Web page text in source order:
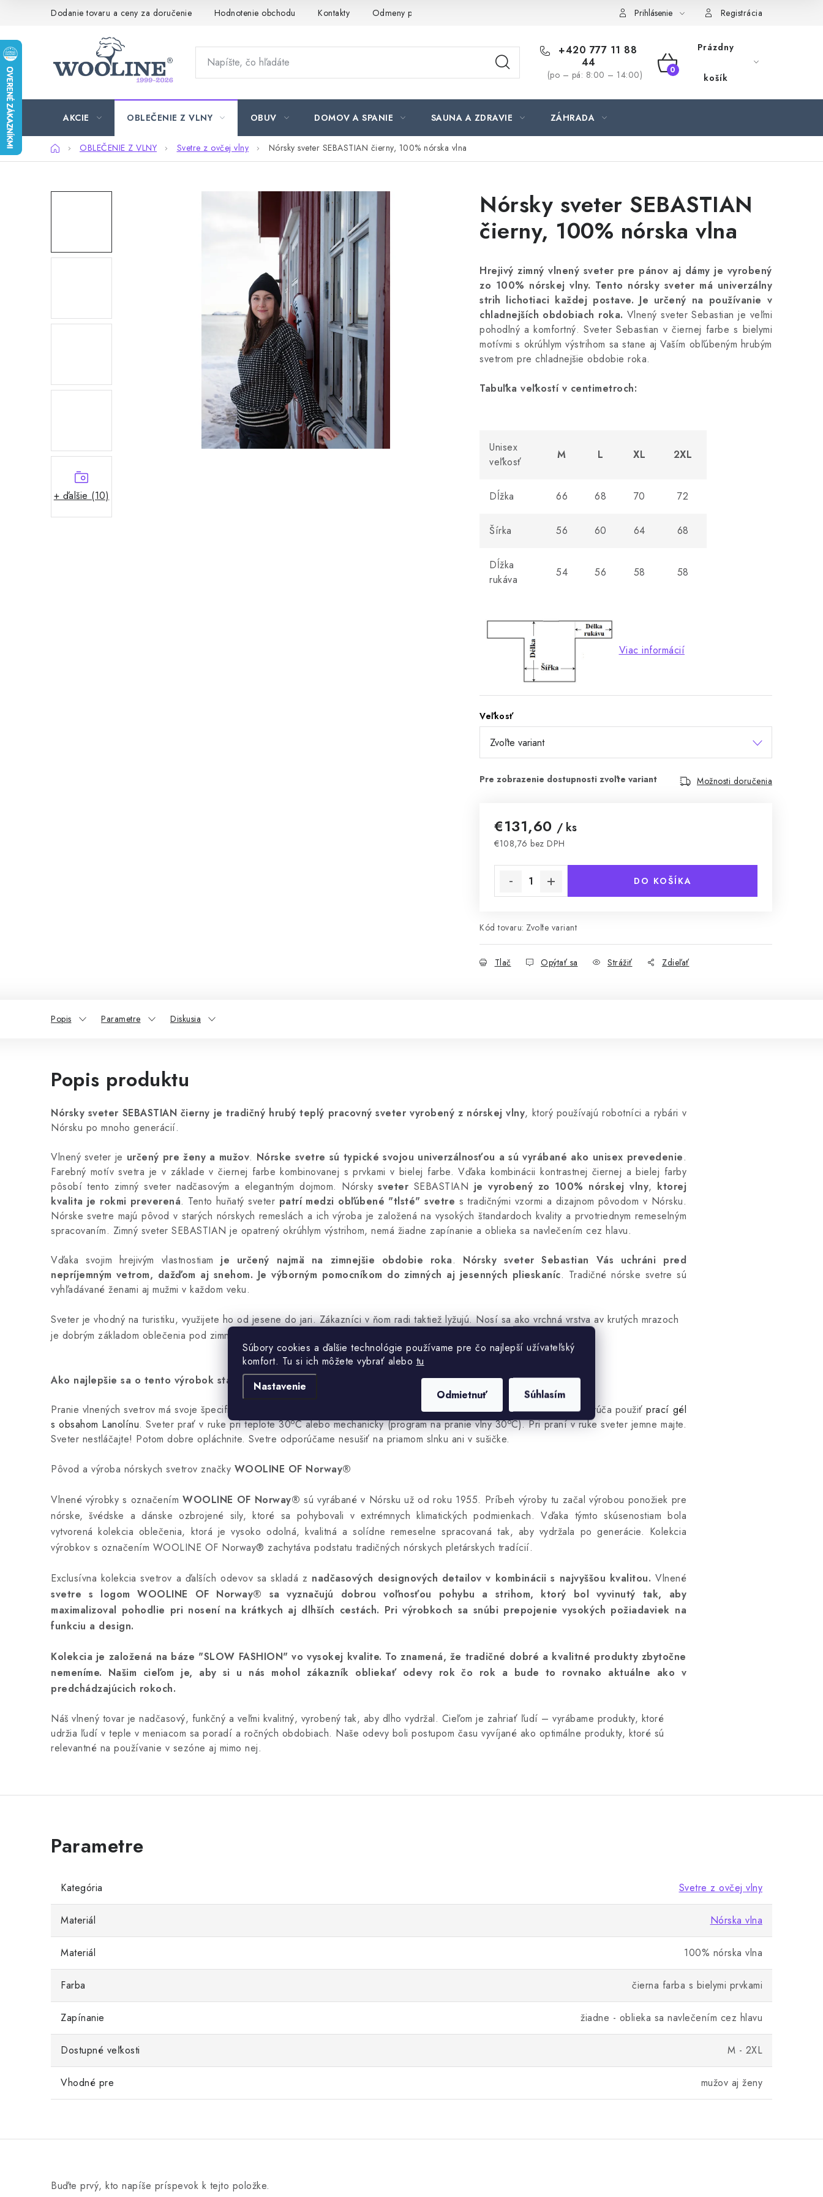
Súbory cookies a ďalšie technológie používame pre čo najlepší užívateľský
komfort. Tu si ich môžete vybrať alebo tu
Nastavenie
Odmietnuť Súhlasím
Dodanie tovaru a ceny za doručenie Hodnotenie obchodu Kontakty Odmeny pre našich zákazníkov Prihlásenie Registrácia
+420 777 11 88
44
(po – pá: 8:00 – 14:00)
NÁKUPNÝ
Prázdny
košík
AKCIE OBLEČENIE Z VLNY OBUV DOMOV A SPANIE SAUNA A ZDRAVIE ZÁHRADA
DomovOBLEČENIE Z VLNY Svetre z ovčej vlny Nórsky sveter SEBASTIAN čierny, 100% nórska vlna
+ ďalšie (10)
Nórsky sveter SEBASTIAN
čierny, 100% nórska vlna
Hrejivý zimný vlnený sveter pre pánov aj dámy je vyrobený
zo 100% nórskej vlny. Tento nórsky sveter má univerzálny
strih lichotiaci každej postave. Je určený na používanie v
chladnejších obdobiach roka. Vlnený sveter Sebastian je veľmi
pohodlný a komfortný. Sveter Sebastian v čiernej farbe s bielymi
motívmi s okrúhlym výstrihom sa stane aj Vaším obľúbeným hrubým
svetrom pre chladnejšie obdobie roka.
Tabuľka veľkostí v centimetroch:
Unisex
veľkosť
M L XL 2XL
Dĺžka 66 68 70 72
Šírka 56 60 64 68
Dĺžka
rukáva
54 56 58 58
Viac informácií
Veľkosť
Možnosti doručenia
€131,60 / ks
€108,76 bez DPH
DO KOŠÍKA
Kód tovaru: Zvoľte variant
Tlač Opýtať sa Strážiť Zdieľať
Popis Parametre Diskusia
Popis produktu
Nórsky sveter SEBASTIAN čierny je tradičný hrubý teplý pracovný sveter vyrobený z nórskej vlny, ktorý používajú robotníci a rybári v
Nórsku po mnoho generácií.
Vlnený sveter je určený pre ženy a mužov. Nórske svetre sú typické svojou univerzálnosťou a sú vyrábané ako unisex prevedenie.
Farebný motív svetra je v základe v čiernej farbe kombinovanej s prvkami v bielej farbe. Vďaka kombinácii kontrastnej čiernej a bielej farby
pôsobí tento zimný sveter nadčasovým a elegantným dojmom. Nórsky sveter SEBASTIAN je vyrobený zo 100% nórskej vlny, ktorej
kvalita je rokmi preverená. Tento huňatý sveter patrí medzi obľúbené "tlsté" svetre s tradičnými vzormi a dizajnom pôvodom v Nórsku.
Nórske svetre majú pôvod v starých nórskych remeslách a ich výroba je založená na vysokých štandardoch kvality a prvotriednym remeselným
spracovaním. Zimný sveter SEBASTIAN je opatrený okrúhlym výstrihom, nemá žiadne zapínanie a oblieka sa navlečením cez hlavu.
Vďaka svojim hrejivým vlastnostiam je určený najmä na zimnejšie obdobie roka.
Nórsky sveter Sebastian Vás uchráni pred
nepríjemným vetrom, dažďom aj snehom. Je výborným pomocníkom do zimných aj jesenných plieskaníc. Tradičné nórske svetre sú
vyhľadávané ženami aj mužmi v každom veku.
Sveter je vhodný na turistiku, využijete ho od jesene do jari. Zákazníci v ňom radi taktiež lyžujú. Nosí sa ako vrchná vrstva av krutých mrazoch
je dobrým základom oblečenia pod zimnú bundu.
Ako najlepšie sa o tento výrobok starať?
Pranie vlnených svetrov má svoje špecifiká. Na pranie použite jemný prací prostriedok určený na vlnu. Na pranie sa odporúča použiť prací gél
s obsahom Lanolínu. Sveter prať v ruke pri teplote 30oC alebo mechanicky (program na pranie vlny 30oC). Pri praní v ruke sveter jemne majte.
Sveter nestláčajte! Potom dobre opláchnite. Svetre odporúčame nesušiť na priamom slnku ani v sušičke.
Pôvod a výroba nórskych svetrov značky WOOLINE OF Norway®
Vlnené výrobky s označením WOOLINE OF Norway® sú vyrábané v Nórsku už od roku 1955. Príbeh výroby tu začal výrobou ponožiek pre
nórske, švédske a dánske ozbrojené sily, ktoré sa pohybovali v extrémnych klimatických podmienkach. Vďaka týmto skúsenostiam bola
vytvorená kolekcia oblečenia, ktorá je vysoko odolná, kvalitná a solídne remeselne spracovaná tak, aby vydržala po generácie. Kolekcia
výrobkov s označením WOOLINE OF Norway® zachytáva podstatu tradičných nórskych pletárskych tradícií.
Exclusívna kolekcia svetrov a ďalších odevov sa skladá z nadčasových designových detailov v kombinácii s najvyššou kvalitou. Vlnené
svetre s logom WOOLINE OF Norway®
sa vyznačujú dobrou voľnosťou pohybu a strihom, ktorý bol vyvinutý tak, aby
maximalizoval pohodlie pri nosení na krátkych aj dlhších cestách. Pri výrobkoch sa snúbi prepojenie vysokých požiadaviek na
funkciu a design.
Kolekcia je založená na báze "SLOW FASHION" vo vysokej kvalite. To znamená, že tradičné dobré a kvalitné produkty zbytočne
nemeníme. Našim cieľom je, aby si u nás mohol zákazník obliekať odevy rok čo rok a bude to rovnako aktuálne ako v
predchádzajúcich rokoch.
Náš vlnený tovar je nadčasový, funkčný a veľmi kvalitný, vyrobený tak, aby dlho vydržal. Cieľom je zahriať ľudí – vyrábame produkty, ktoré
udržia ľudí v teple v meniacom sa poradí a ročných obdobiach. Naše odevy boli postupom času vyvíjané ako optimálne produkty, ktoré sú
relevantné na používanie v sezóne aj mimo nej.
Kategória Svetre z ovčej vlny
Materiál Nórska vlna
Materiál 100% nórska vlna
Farba čierna farba s bielymi prvkami
Zapínanie žiadne - oblieka sa navlečením cez hlavu
Dostupné veľkosti M - 2XL
Vhodné pre mužov aj ženy
Buďte prvý, kto napíše príspevok k tejto položke.